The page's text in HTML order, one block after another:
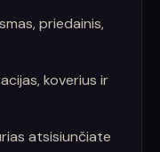
priedainis,
koverius ir
atsisiunčiate